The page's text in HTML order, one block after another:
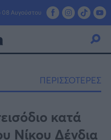
08 Αυγούστου
ΠΕΡΙΣΣΟΤΕΡΕΣ
κατά
Νίκου Δένδια